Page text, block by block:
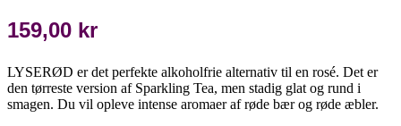
159,00 kr
LYSERØD er det perfekte alkoholfrie alternativ til en rosé. Det er
den tørreste version af Sparkling Tea, men stadig glat og rund i
smagen. Du vil opleve intense aromaer af røde bær og røde æbler.